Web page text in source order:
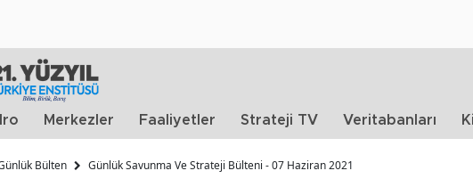
Merkezler Faaliyetler Strateji TV Veritabanları
Bülten Günlük Savunma Ve Strateji Bülteni - 07 Haziran 2021